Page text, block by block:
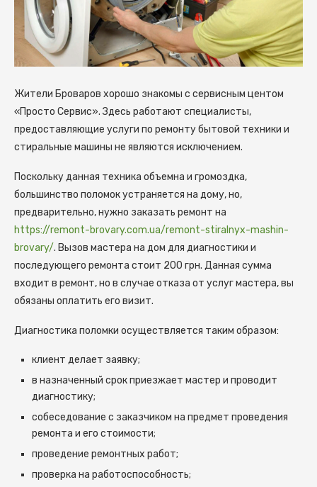
Жители Броваров хорошо знакомы с сервисным центом
«Просто Сервис». Здесь работают специалисты,
предоставляющие услуги по ремонту бытовой техники и
стиральные машины не являются исключением.
Поскольку данная техника объемна и громоздка,
большинство поломок устраняется на дому, но,
предварительно, нужно заказать ремонт на
https://remont-brovary.com.ua/remont-stiralnyx-mashin-
brovary/. Вызов мастера на дом для диагностики и
последующего ремонта стоит 200 грн. Данная сумма
входит в ремонт, но в случае отказа от услуг мастера, вы
обязаны оплатить его визит.
Диагностика поломки осуществляется таким образом:
клиент делает заявку;
в назначенный срок приезжает мастер и проводит
диагностику;
собеседование с заказчиком на предмет проведения
ремонта и его стоимости;
проведение ремонтных работ;
проверка на работоспособность;